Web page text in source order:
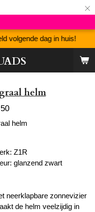
×
volgende dag in huis!
helm
helm
Z1R
glanzend zwart
neerklapbare zonnevizier
de helm veelzijdig in